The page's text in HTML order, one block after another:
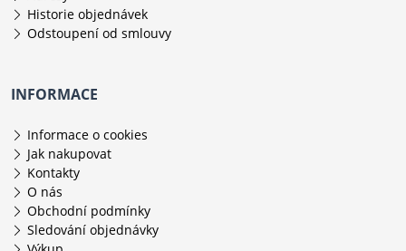
Historie objednávek
Odstoupení od smlouvy
INFORMACE
Informace o cookies
Jak nakupovat
Kontakty
O nás
Obchodní podmínky
Sledování objednávky